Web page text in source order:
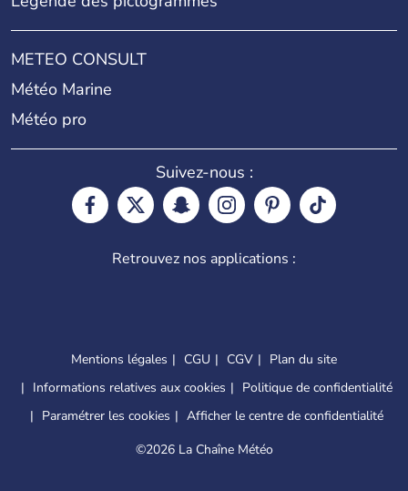
METEO CONSULT
Météo Marine
Météo pro
Suivez-nous :
Retrouvez nos applications :
Mentions légales CGU CGV
Plan du site
Informations relatives aux cookies
Politique de confidentialité
Paramétrer les cookies
Afficher le centre de confidentialité
©2026 La Chaîne Météo